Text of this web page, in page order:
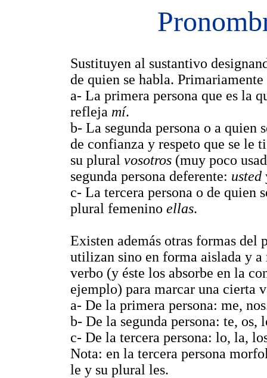
Sustituyen al sustantivo
de quien se habla.
a- La primera persona que es la
refleja mí.
b- La segunda persona o a quien
de confianza y respeto que se le
su plural vosotros (muy poco
segunda persona deferente: usted
c- La tercera persona o de quien
plural femenino ellas.
Existen además otras formas del
utilizan sino en forma aislada y
verbo (y éste los absorbe en la
ejemplo) para marcar una cierta
a- De la primera persona: me,
b- De la segunda persona: te, os,
c- De la tercera persona: lo, la,
Nota: en la tercera persona
le y su plural les.